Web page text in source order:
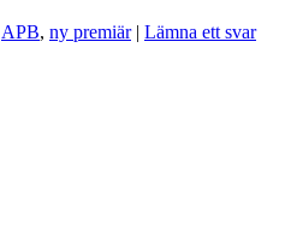
APB, ny premiär | Lämna ett svar